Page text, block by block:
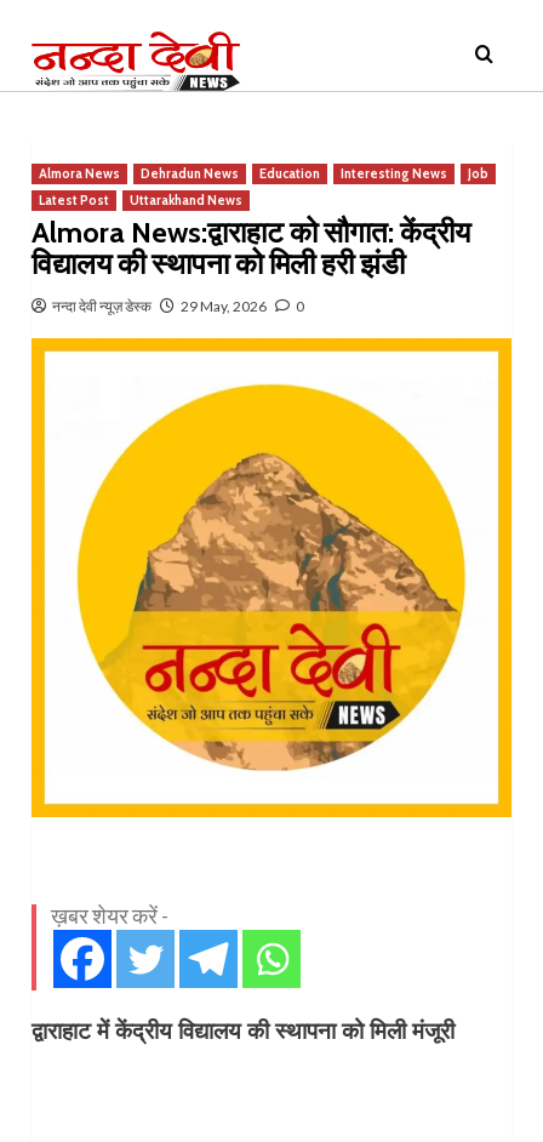
content
Menu
Almora News Dehradun News Education Interesting News
Job
Latest Post
Uttarakhand News
Almora News:द्वाराहाट को सौगात: केंद्रीय
विद्यालय की स्थापना को मिली हरी झंडी
नन्दा देवी न्यूज़ डेस्क 29 May, 2026 0
ख़बर शेयर करें -
द्वाराहाट में केंद्रीय विद्यालय की स्थापना को मिली मंजूरी